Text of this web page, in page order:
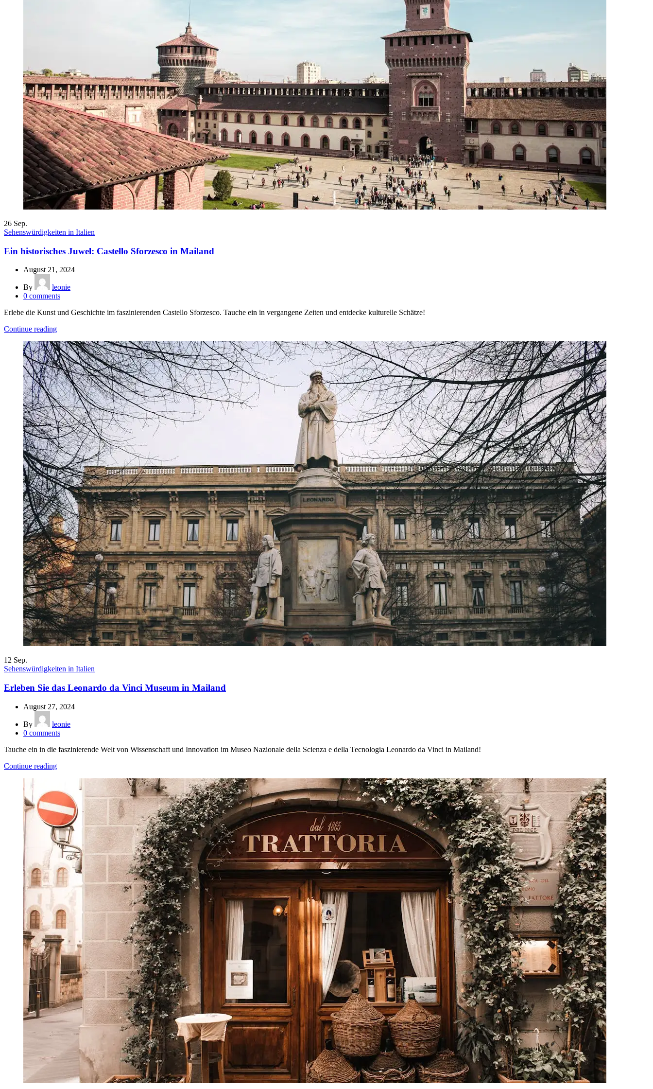
26 Sep.
Sehenswürdigkeiten in Italien
Ein historisches Juwel: Castello Sforzesco in Mailand
August 21, 2024
By
leonie
0 comments
Erlebe die Kunst und Geschichte im faszinierenden Castello Sforzesco. Tauche ein in vergangene Zeiten und entdecke kulturelle Schätze!
Continue reading
12 Sep.
Sehenswürdigkeiten in Italien
Erleben Sie das Leonardo da Vinci Museum in Mailand
August 27, 2024
By
leonie
0 comments
Tauche ein in die faszinierende Welt von Wissenschaft und Innovation im Museo Nazionale della Scienza e della Tecnologia Leonardo da Vinci in Mailand!
Continue reading